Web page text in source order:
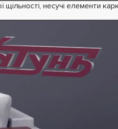
щільності, несучі елементи